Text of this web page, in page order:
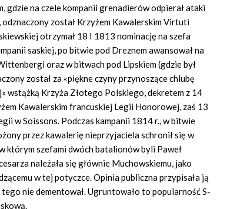
gdzie na czele kompanii grenadierów odpierał ataki
został Krzyżem Kawalerskim Virtuti
otrzymał 18 I 1813 nominację na szefa
saskiej, po bitwie pod Dreznem awansował na
oraz w bitwach pod Lipskiem (gdzie był
został za «piękne czyny przynoszące chlubę
wstążką Krzyża Złotego Polskiego, dekretem z 14
Kawalerskim francuskiej Legii Honorowej, zaś 13
w Soissons. Podczas kampanii 1814 r., w bitwie
przez kawalerię nieprzyjaciela schronił się w
którym szefami dwóch batalionów byli Paweł
należała się głównie Muchowskiemu, jako
w tej potyczce. Opinia publiczna przypisała ją
nie dementował. Ugruntowało to popularność S-